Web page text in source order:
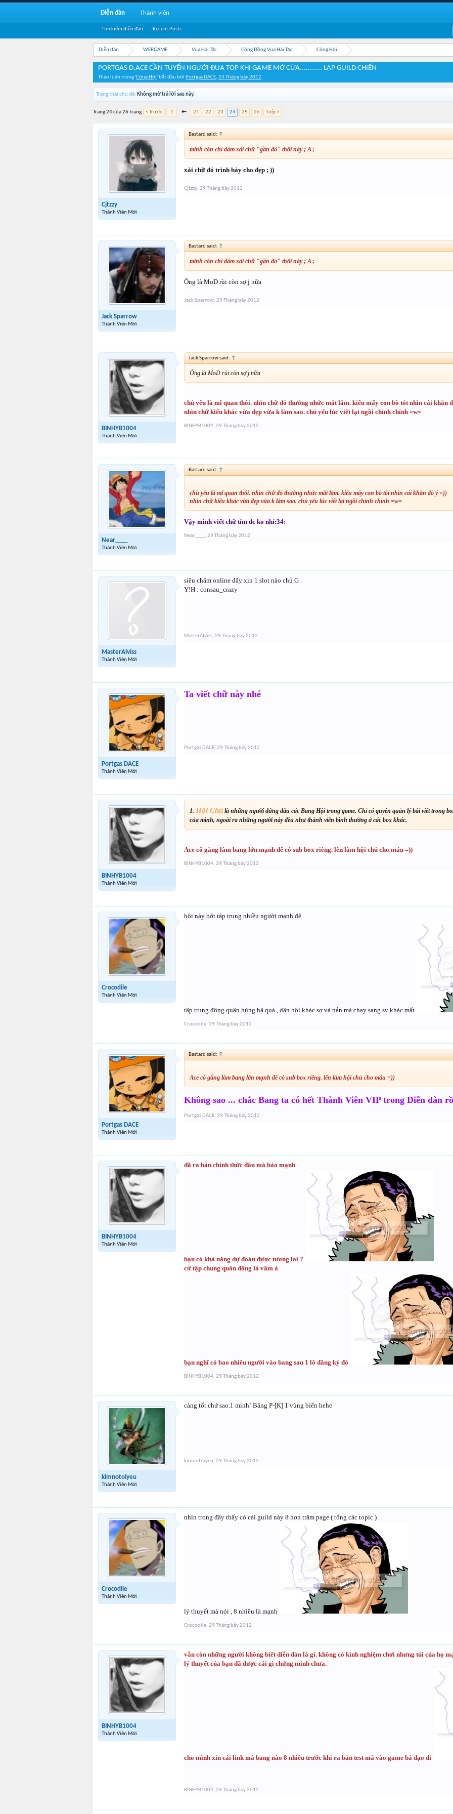
Diễn đàn WEBGAME Vua Hải Tặc Cộng Đồng Vua Hải Tặc Công Hội
PORTGAS D.ACE CẦN TUYỂN NGƯỜI ĐUA TOP KHI GAME MỞ CỬA........... LẬP GUILD CHIẾN
Thảo luận trong 'Công Hội' bắt đầu bởi Portgas DACE, 24 Tháng bảy 2012.
Trạng thái chủ đề: Không mở trả lời sau này.
Trang 24 của 26 trang < Trước 1 ← 21 22 23 24 25 26 Tiếp >
Cjtzzy
Thành Viên Mới
Bastard said: ↑
mình còn chỉ dám xài chữ "gần đỏ" thôi này ; A ;
xài chữ đỏ trình bày cho đẹp ; ))
Cjtzzy, 29 Tháng bảy 2012
Jack Sparrow
Thành Viên Mới
Bastard said: ↑
mình còn chỉ dám xài chữ "gần đỏ" thôi này ; A ;
Ông là MoD rùi còn sợ j nữa
Jack Sparrow, 29 Tháng bảy 2012
BINHYB1004
Thành Viên Mới
Jack Sparrow said: ↑
Ông là MoD rùi còn sợ j nữa
chủ yếu là mĩ quan thôi. nhìn chữ đỏ thường nhức mắt lắm. kiểu mấy con bò tót nhìn cái khăn
nhìn chữ kiểu khác vừa đẹp vừa k làm sao. chủ yếu lúc viết lại ngồi chỉnh chỉnh =w=
BINHYB1004, 29 Tháng bảy 2012
Near____
Thành Viên Mới
Bastard said: ↑
chủ yếu là mĩ quan thôi. nhìn chữ đỏ thường nhức mắt lắm. kiểu mấy con bò tót nhìn cái khăn đỏ ý =))
nhìn chữ kiểu khác vừa đẹp vừa k làm sao. chủ yếu lúc viết lại ngồi chỉnh chỉnh =w=
Vậy mình viết chữ tím đc ko nhỉ:34:
Near____ , 29 Tháng bảy 2012
MasterAlviss
Thành Viên Mới
siêu chăm online đây xin 1 slot nào chủ G .
Y!H : consau_crazy
MasterAlviss, 29 Tháng bảy 2012
Portgas DACE
Thành Viên Mới
Ta viết chữ này nhé
Portgas DACE, 29 Tháng bảy 2012
BINHYB1004
Thành Viên Mới
1. Hội Chủ là những người đứng đầu các Bang Hội trong game. Chỉ có quyền quản lý bài viết trong
của mình, ngoài ra những người này đều như thành viên bình thường ở các box khác.
Ace cố gắng làm bang lớn mạnh để có sub box riêng. lên làm hội chủ cho máu =))
BINHYB1004, 29 Tháng bảy 2012
Crocodile
Thành Viên Mới
hội này bớt tập trung nhiều người mạnh đê
tập trung đông quân hùng hậ quá , dân hội khác sợ và nản mà chạy sang sv khác mất
Crocodile, 29 Tháng bảy 2012
Portgas DACE
Thành Viên Mới
Bastard said: ↑
Ace cố gắng làm bang lớn mạnh để có sub box riêng. lên làm hội chủ cho máu =))
Không sao ... chắc Bang ta có hết Thành Viên VIP trong Diễn đàn
Portgas DACE, 29 Tháng bảy 2012
BINHYB1004
Thành Viên Mới
đã ra bản chính thức đâu mà bảo mạnh
bạn có khả năng dự đoán được tương lai ?
cứ tập chung quân đông là vâm à
bạn nghĩ có bao nhiêu người vào bang sau 1 lô đăng ký đó
BINHYB1004, 29 Tháng bảy 2012
kimnotoiyeu
Thành Viên Mới
càng tốt chứ sao.1 minh` Băng P-[K] 1 vùng biển hehe
kimnotoiyeu, 29 Tháng bảy 2012
Crocodile
Thành Viên Mới
nhìn trong đây thấy có cái guild này 8 hơn trăm page ( tổng các topic )
lý thuyết mà nói , 8 nhiều là mạnh
Crocodile, 29 Tháng bảy 2012
BINHYB1004
Thành Viên Mới
vẫn còn những người không biết diễn đàn là gì. không có kinh nghiệm chơi nhưng túi của họ
lý thuyết của bạn đã được cái gì chứng minh chưa.
cho mình xin cái link mà bang nào 8 nhiều trước khi ra bản test mà vào game bá đạo đi
BINHYB1004, 29 Tháng bảy 2012
Diễn đàn
Tìm kiếm diễn đàn Recent Posts
Thành viên